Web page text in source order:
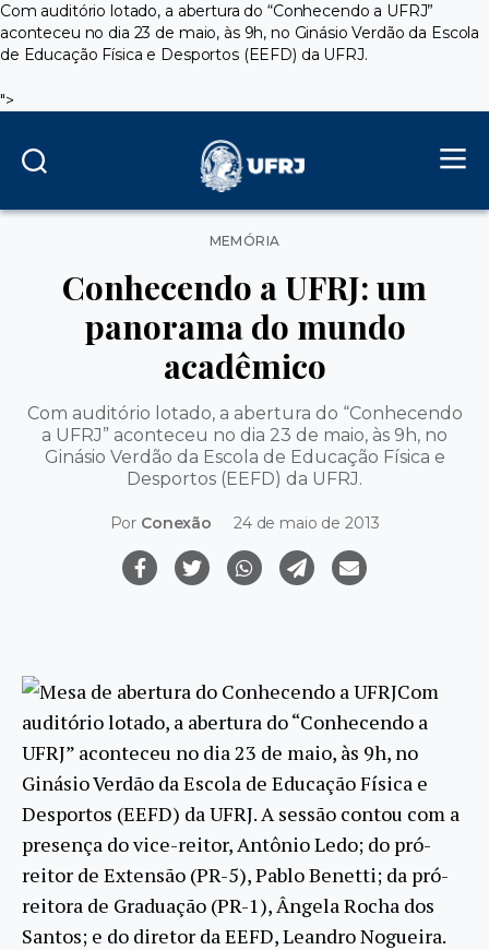
Com auditório lotado, a abertura do “Conhecendo a UFRJ”
aconteceu no dia 23 de maio, às 9h, no Ginásio Verdão da Escola
de Educação Física e Desportos (EEFD) da UFRJ.
">
Categorias
MEMÓRIA
Conhecendo a UFRJ: um
panorama do mundo
acadêmico
Com auditório lotado, a abertura do “Conhecendo
a UFRJ” aconteceu no dia 23 de maio, às 9h, no
Ginásio Verdão da Escola de Educação Física e
Desportos (EEFD) da UFRJ.
Por Conexão 24 de maio de 2013
Com
auditório lotado, a abertura do “Conhecendo a
UFRJ” aconteceu no dia 23 de maio, às 9h, no
Ginásio Verdão da Escola de Educação Física e
Desportos (EEFD) da UFRJ. A sessão contou com a
presença do vice-reitor, Antônio Ledo; do pró-
reitor de Extensão (PR-5), Pablo Benetti; da pró-
reitora de Graduação (PR-1), Ângela Rocha dos
Santos; e do diretor da EEFD, Leandro Nogueira.